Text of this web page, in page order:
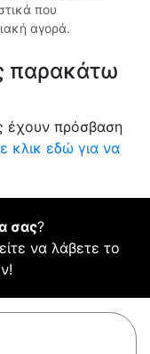
που
αγορά.
παρακάτω
έχουν πρόσβαση
κλικ εδώ για να
σας?
να λάβετε το